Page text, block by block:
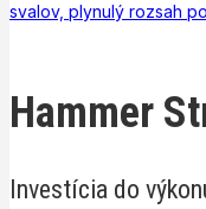
svalov, plynulý rozsah
Hammer
Investícia do